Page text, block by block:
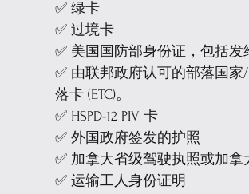
✅ 绿卡
✅ 过境卡
✅ 美国国防部身份证，包括发
✅ 由联邦政府认可的部落国
落卡 (ETC)。
✅ HSPD-12 PIV 卡
✅ 外国政府签发的护照
✅ 加拿大省级驾驶执照或加
✅ 运输工人身份证明